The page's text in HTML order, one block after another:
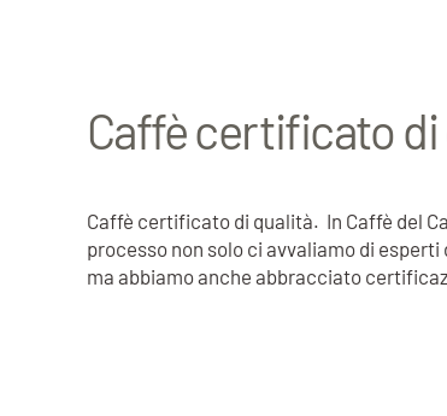
Caffè certificato di
Caffè certificato di qualità. In Caffè del
processo non solo ci avvaliamo di
ma abbiamo anche abbracciato